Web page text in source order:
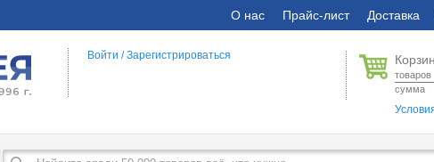
О нас Прайс-лист Доставка
товаров
сумма
Войти /Зарегистрироваться